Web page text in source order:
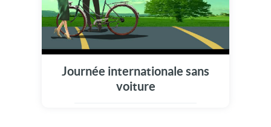
Journée internationale sans
voiture